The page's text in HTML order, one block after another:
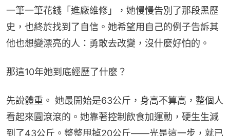
一筆一筆花錢「進廠維修」，她慢慢告別了那段黑歷
史，也終於找到了自信。她希望用自己的例子告訴其
他也想變漂亮的人：勇敢去改變，沒什麼好怕的。
那這10年她到底經歷了什麼？
先說體重。 她最開始是63公斤，身高不算高，整個人
看起來圓滾滾的。她靠著控制飲食加運動，硬生生減
到了43公斤。整整甩掉20公斤——光是這一步，就已